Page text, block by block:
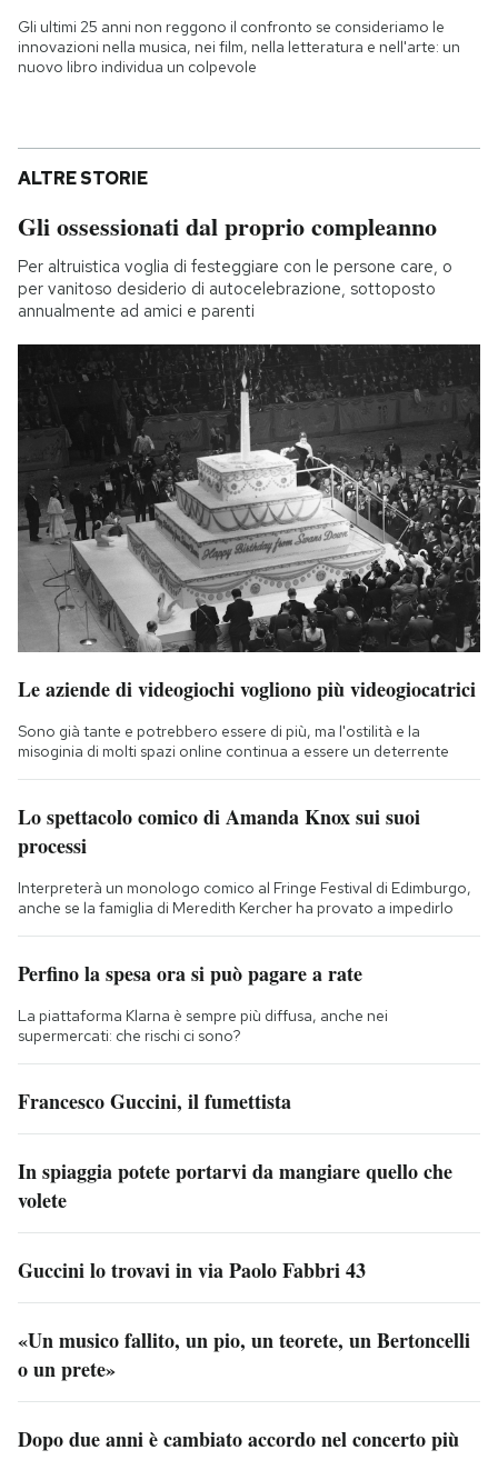
Gli ultimi 25 anni non reggono il confronto se consideriamo le
innovazioni nella musica, nei film, nella letteratura e nell'arte: un
nuovo libro individua un colpevole
ALTRE STORIE
Gli ossessionati dal proprio compleanno
Per altruistica voglia di festeggiare con le persone care, o
per vanitoso desiderio di autocelebrazione, sottoposto
annualmente ad amici e parenti
Le aziende di videogiochi vogliono più videogiocatrici
Sono già tante e potrebbero essere di più, ma l'ostilità e la
misoginia di molti spazi online continua a essere un deterrente
Lo spettacolo comico di Amanda Knox sui suoi
processi
Interpreterà un monologo comico al Fringe Festival di Edimburgo,
anche se la famiglia di Meredith Kercher ha provato a impedirlo
Perfino la spesa ora si può pagare a rate
La piattaforma Klarna è sempre più diffusa, anche nei
supermercati: che rischi ci sono?
Francesco Guccini, il fumettista
In spiaggia potete portarvi da mangiare quello che
volete
Guccini lo trovavi in via Paolo Fabbri 43
«Un musico fallito, un pio, un teorete, un Bertoncelli
o un prete»
Dopo due anni è cambiato accordo nel concerto più